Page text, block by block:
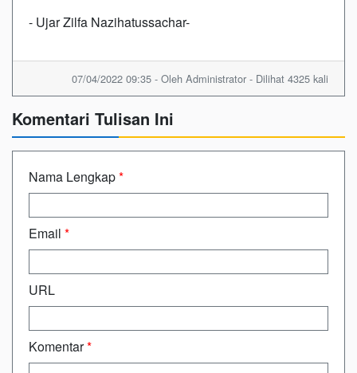
- Ujar Zilfa Nazihatussachar-
07/04/2022 09:35 - Oleh Administrator - Dilihat 4325 kali
Komentari Tulisan Ini
Nama Lengkap*
Email *
URL
Komentar*